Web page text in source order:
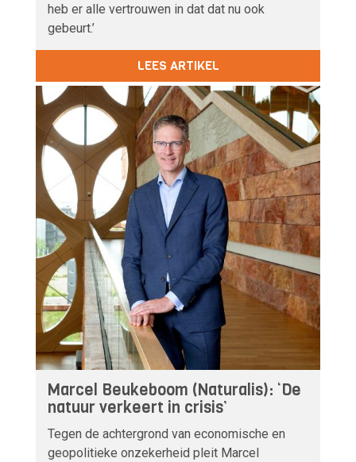
heb er alle vertrouwen in dat dat nu ook
gebeurt.’
LEES ARTIKEL
Marcel Beukeboom (Naturalis): ‘De
natuur verkeert in crisis’
Tegen de achtergrond van economische en
geopolitieke onzekerheid pleit Marcel